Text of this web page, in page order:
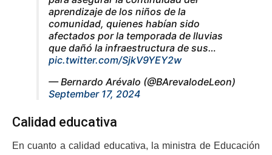
aprendizaje de los niños de la
comunidad, quienes habían sido
afectados por la temporada de lluvias
que dañó la infraestructura de sus…
pic.twitter.com/SjkV9YEY2w
— Bernardo Arévalo (@BArevalodeLeon)
September 17, 2024
Calidad educativa
En cuanto a calidad educativa, la ministra de Educación